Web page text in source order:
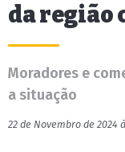
da região
Moradores e
a situação
22 de Novembro de 2024